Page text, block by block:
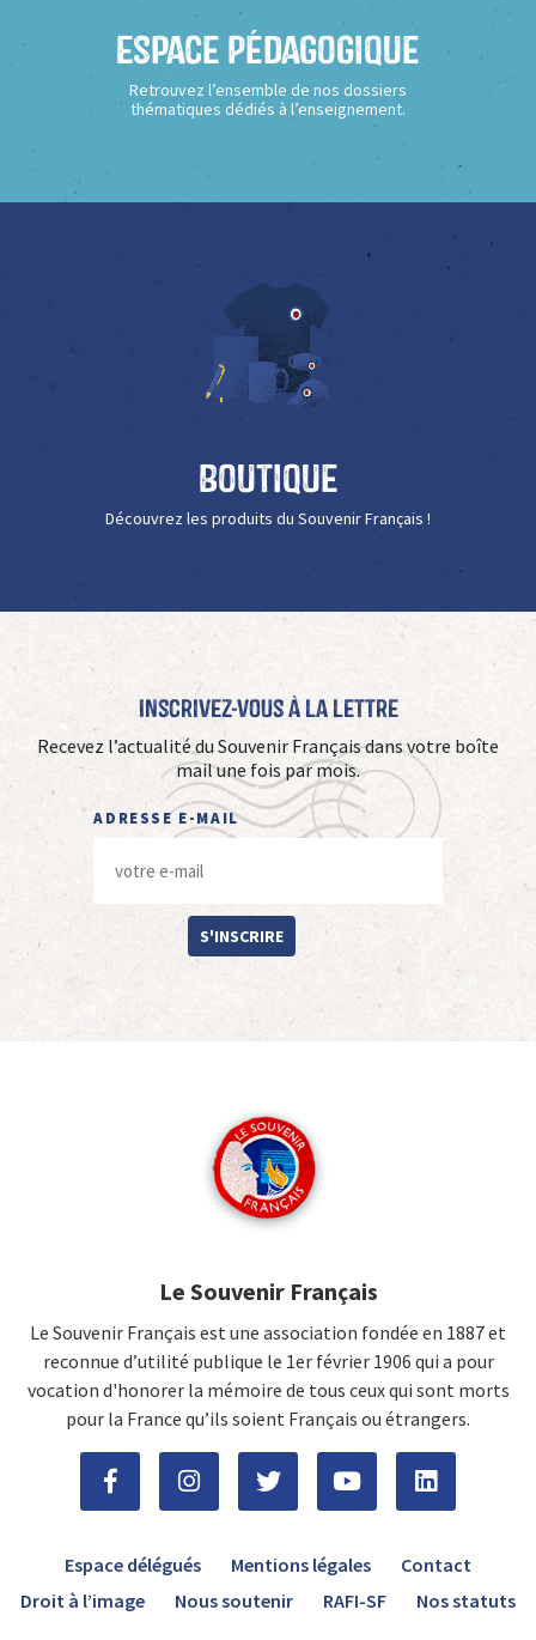
Espace Pédagogique
Retrouvez l’ensemble de nos dossiers
thématiques dédiés à l’enseignement.
Boutique
Découvrez les produits du Souvenir Français !
Inscrivez-vous à La Lettre
Recevez l’actualité du Souvenir Français dans votre boîte
mail une fois par mois.
ADRESSE E-MAIL
S'INSCRIRE
Le Souvenir Français
Le Souvenir Français est une association fondée en 1887 et
reconnue d’utilité publique le 1er février 1906 qui a pour
vocation d'honorer la mémoire de tous ceux qui sont morts
pour la France qu’ils soient Français ou étrangers.
Espace délégués Mentions légales
Contact
Droit à l’image
Nous soutenir RAFI-SF Nos statuts